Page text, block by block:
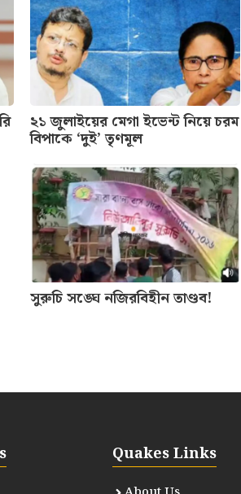
২১ জুলাইয়ের মেগা ইভেন্ট নিয়ে চরম
বিপাকে ‘দুই’ তৃণমূল
সুরুচি সঙ্ঘে নজিরবিহীন তাণ্ডব!
Quakes Links